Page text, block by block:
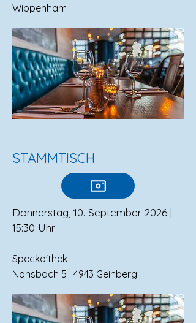
Wippenham
STAMMTISCH
Donnerstag, 10. September 2026 |
15:30 Uhr
Specko'thek
Nonsbach 5 | 4943 Geinberg